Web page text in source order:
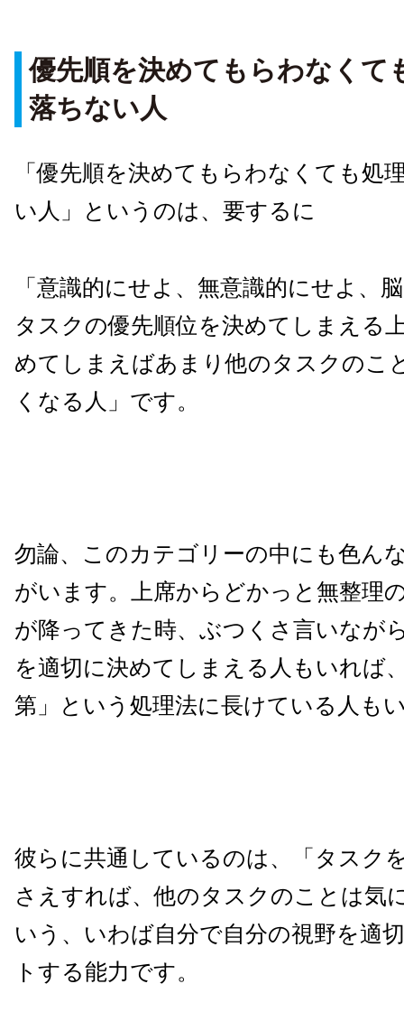
優先順を決めてもらわなくて
落ちない人
「優先順を決めてもらわなくても処
い人」というのは、要するに
「意識的にせよ、無意識的にせよ、
タスクの優先順位を決めてしまえる
めてしまえばあまり他のタスクのこ
くなる人」です。
勿論、このカテゴリーの中にも色ん
がいます。上席からどかっと無整理
が降ってきた時、ぶつくさ言いなが
を適切に決めてしまえる人もいれば
第」という処理法に長けている人も
彼らに共通しているのは、「タスク
さえすれば、他のタスクのことは気
いう、いわば自分で自分の視野を適
トする能力です。